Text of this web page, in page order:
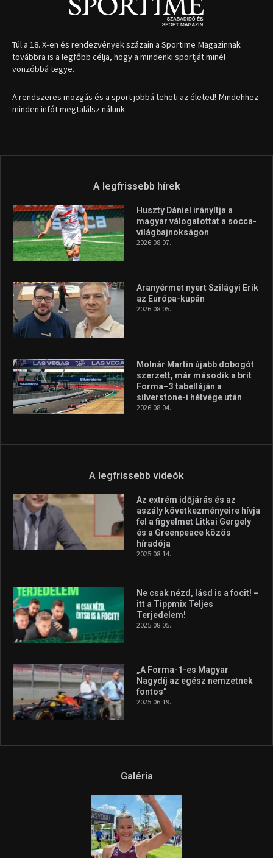
Túl a 18. X-en és rendezvények százain a Sportime Magazinnak
továbbra is a legfőbb célja, hogy a mindenki sportját minél
vonzóbbá tegye.
A rendszeres mozgás és a sport jobbá teheti az életed! Mindehhez
minden infót megtalálsz nálunk.
A legfrissebb hírek
Huszty Dániel irányítja a
magyar válogatottat a socca-
világbajnokságon
2026.08.07.
Aranyérmet nyert Szilágyi Erik
az Európa-kupán
2026.08.05.
Molnár Martin újabb dobogót
szerzett, már második a brit
Forma–3 tabelláján a
silverstone-i hétvége után
2026.08.04.
A legfrissebb videók
Az extrém időjárás és az
aszály következményeire hívja
fel a figyelmet Litkai Gergely
és a Greenpeace közös
híradója
2025.08.14.
Ne csak nézd, lásd is a focit! –
itt a Tippmix Teljes
Terjedelem!
2025.08.05.
„A Forma-1-es Magyar
Nagydíj az egész nemzetnek
fontos”
2025.06.19.
Galéria